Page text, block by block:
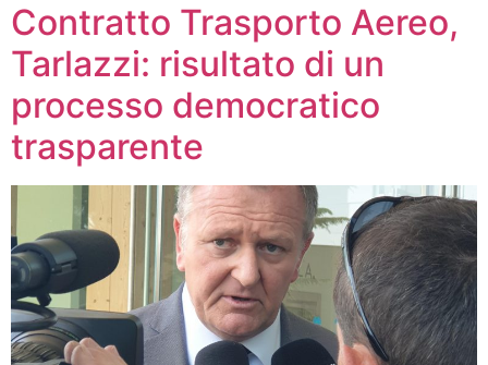
Contratto Trasporto Aereo,
Tarlazzi: risultato di un
processo democratico
trasparente